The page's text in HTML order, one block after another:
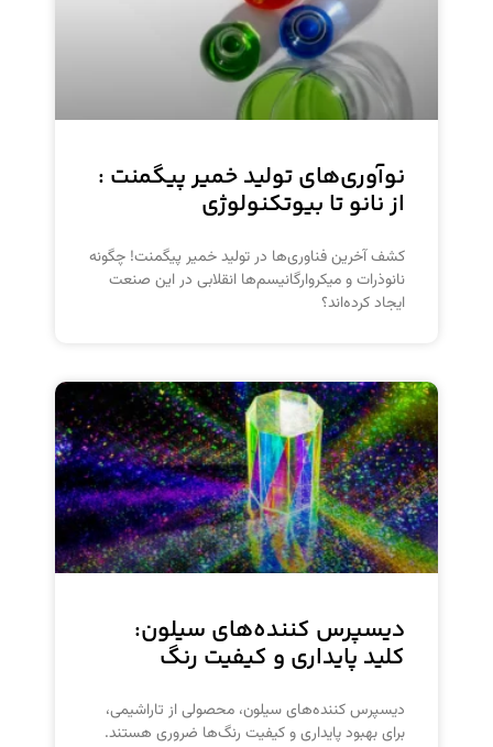
نوآوری‌های تولید خمیر پیگمنت :
از نانو تا بیوتکنولوژی
کشف آخرین فناوری‌ها در تولید خمیر پیگمنت! چگونه
نانوذرات و میکروارگانیسم‌ها انقلابی در این صنعت
ایجاد کرده‌اند؟
دیسپرس کننده‌های سیلون:
کلید پایداری و کیفیت رنگ
دیسپرس کننده‌های سیلون، محصولی از تاراشیمی،
برای بهبود پایداری و کیفیت رنگ‌ها ضروری هستند.